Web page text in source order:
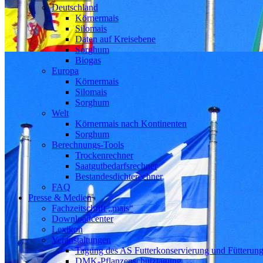
Deutschland
Körnermais
Silomais
Daten auf Kreisebene
Sorghum
Biogas
Europa
Körnermais
Silomais
Sorghum
Welt
Körnermais nach Kontinenten
Sorghum
Berechnungs-Tools
Trockenrechner
Saatgutbedarfsrechner
Bestandesdichterechner
FAQ
Presse & Medien
Fachzeitschrift „mais“
Downloadcenter
Lexikon
Veranstaltungen
Tagung des AS Futterkonservierung und Fütterung
DMK-Pflanzenschutztagung